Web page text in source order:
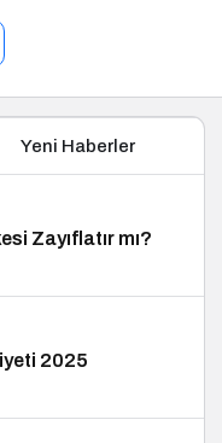
Yeni Haberler
Zayıflatır mı?
2025